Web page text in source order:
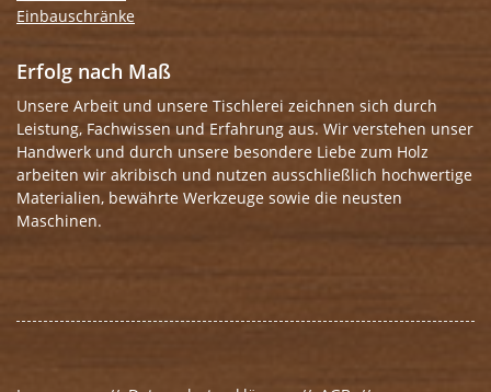
Einbauschränke
Erfolg nach Maß
Unsere Arbeit und unsere Tischlerei zeichnen sich durch
Leistung, Fachwissen und Erfahrung aus. Wir verstehen unser
Handwerk und durch unsere besondere Liebe zum Holz
arbeiten wir akribisch und nutzen ausschließlich hochwertige
Materialien, bewährte Werkzeuge sowie die neusten
Maschinen.